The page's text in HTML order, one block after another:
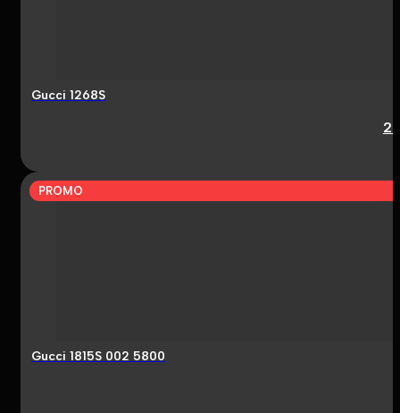
Gucci 1268S
PROMO
Gucci 1815S 002 5800